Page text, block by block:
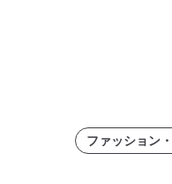
ファッション